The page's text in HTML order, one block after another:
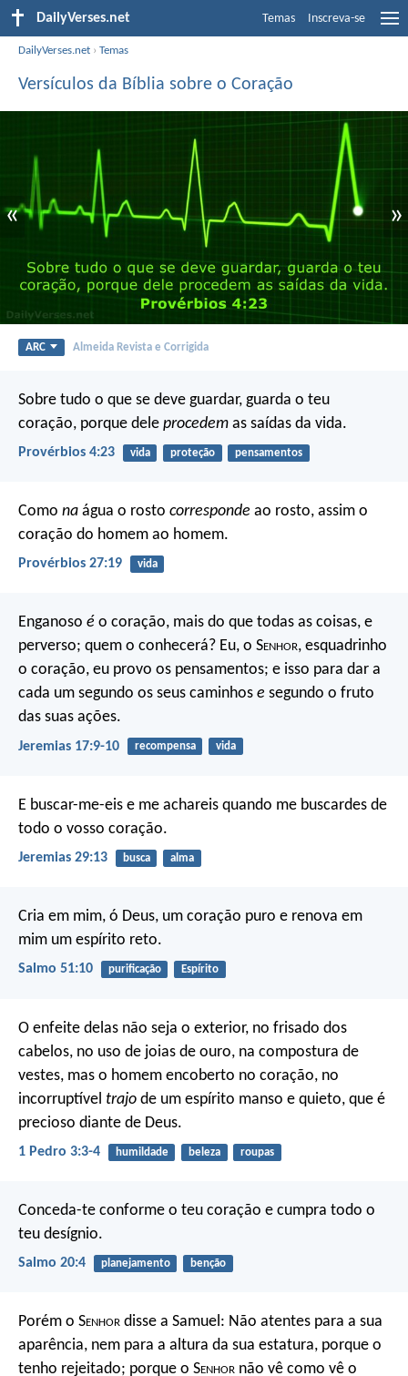
DailyVerses.net Temas Inscreva-se
DailyVerses.net ›Temas
Versículos da Bíblia sobre o Coração
« »
ARC Almeida Revista e Corrigida
Sobre tudo o que se deve guardar, guarda o teu
coração, porque dele procedem as saídas da vida.
Provérbios 4:23 vida proteção pensamentos
Como na água o rosto corresponde ao rosto, assim o
coração do homem ao homem.
Provérbios 27:19 vida
Enganoso é o coração, mais do que todas as coisas, e
perverso; quem o conhecerá? Eu, o Senhor, esquadrinho
o coração, eu provo os pensamentos; e isso para dar a
cada um segundo os seus caminhos e segundo o fruto
das suas ações.
Jeremias 17:9-10 recompensa vida
E buscar-me-eis e me achareis quando me buscardes de
todo o vosso coração.
Jeremias 29:13 busca alma
Cria em mim, ó Deus, um coração puro e renova em
mim um espírito reto.
Salmo 51:10 purificação Espírito
O enfeite delas não seja o exterior, no frisado dos
cabelos, no uso de joias de ouro, na compostura de
vestes, mas o homem encoberto no coração, no
incorruptível trajo de um espírito manso e quieto, que é
precioso diante de Deus.
1 Pedro 3:3-4 humildade beleza roupas
Conceda-te conforme o teu coração e cumpra todo o
teu desígnio.
Salmo 20:4 planejamento benção
Porém o Senhor disse a Samuel: Não atentes para a sua
aparência, nem para a altura da sua estatura, porque o
tenho rejeitado; porque o Senhor não vê como vê o